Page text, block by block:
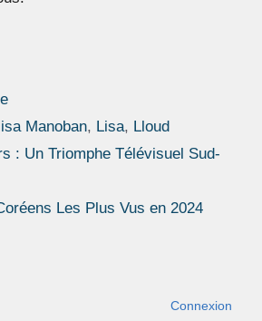
Manoban, Lisa, Lloud
: Un Triomphe Télévisuel Sud-
Les Plus Vus en 2024
Connexion